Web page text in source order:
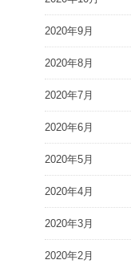
2020年9月
2020年8月
2020年7月
2020年6月
2020年5月
2020年4月
2020年3月
2020年2月